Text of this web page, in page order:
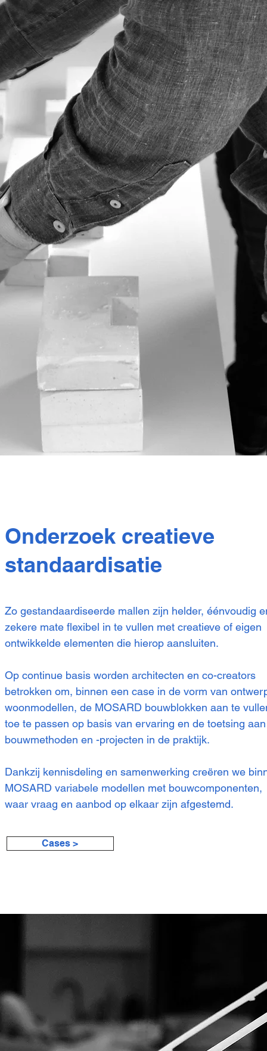
Onderzoek creatieve
standaardisatie
Zo gestandaardiseerde mallen zijn helder, éénvoudig
zekere mate flexibel in te vullen met creatieve of eigen
ontwikkelde elementen die hierop aansluiten.
Op continue basis worden architecten en co-creators
betrokken om, binnen een case in de vorm van
woonmodellen, de MOSARD bouwblokken aan te
toe te passen op basis van ervaring en de toetsing aan
bouwmethoden en -projecten in de praktijk.
Dankzij kennisdeling en samenwerking creëren we
MOSARD variabele modellen met bouwcomponenten,
waar vraag en aanbod op elkaar zijn afgestemd.
Cases >